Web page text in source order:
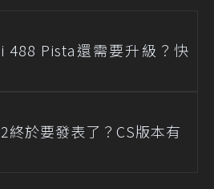
488 Pista還需要升級？快
終於要發表了？CS版本有